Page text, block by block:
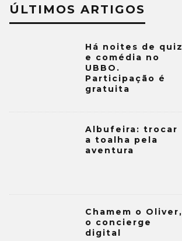
ÚLTIMOS ARTIGOS
Há noites de quiz
e comédia no
UBBO.
Participação é
gratuita
Albufeira: trocar
a toalha pela
aventura
Chamem o Oliver,
o concierge
digital